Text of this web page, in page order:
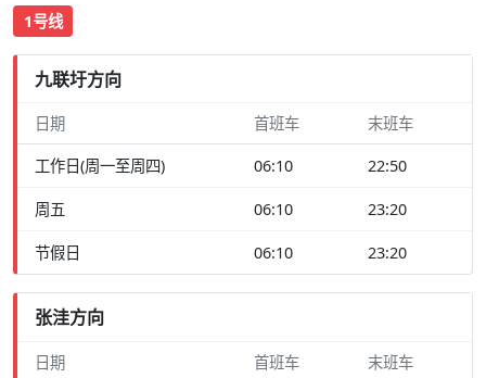
1号线
九联圩方向
日期 首班车 末班车
工作日(周一至周四) 06:10 22:50
周五 06:10 23:20
节假日 06:10 23:20
张洼方向
日期 首班车 末班车